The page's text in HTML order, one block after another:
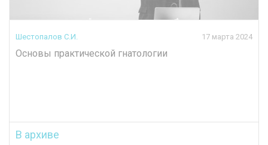
Шестопалов С.И. 17 марта 2024
Основы практической гнатологии
В архиве